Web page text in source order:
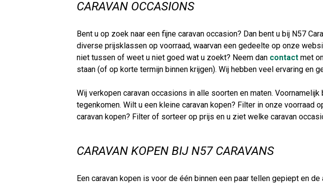
CARAVAN OCCASIONS
Bent u op zoek naar een fijne caravan occasion? Dan bent u bij N57
diverse prijsklassen op voorraad, waarvan een gedeelte op onze
niet tussen of weet u niet goed wat u zoekt? Neem dan contact met
staan (of op korte termijn binnen krijgen). Wij hebben veel ervaring en
Wij verkopen caravan occasions in alle soorten en maten.
tegenkomen. Wilt u een kleine caravan kopen? Filter in onze
caravan kopen? Filter of sorteer op prijs en u ziet welke caravan
CARAVAN KOPEN BIJ N57 CARAVANS
Een caravan kopen is voor de één binnen een paar tellen gepiept en